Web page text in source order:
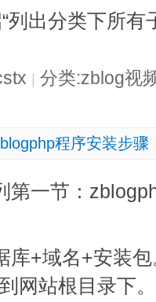
列出分类下所有
分类:zblog视
程序安装步骤
第一节：
库+域名+安装
网站根目录下。